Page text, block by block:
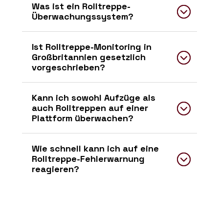
Was ist ein Rolltreppe-
Überwachungssystem?
Ist Rolltreppe-Monitoring in
Großbritannien gesetzlich
vorgeschrieben?
Kann ich sowohl Aufzüge als
auch Rolltreppen auf einer
Plattform überwachen?
Wie schnell kann ich auf eine
Rolltreppe-Fehlerwarnung
reagieren?